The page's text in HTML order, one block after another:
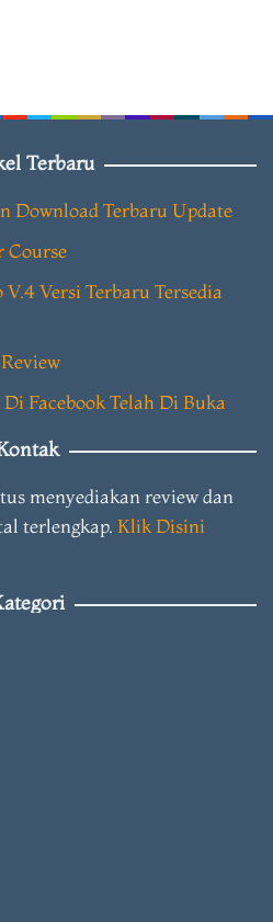
Terbaru
Download Terbaru Update
Course
Versi Terbaru Tersedia
Facebook Telah Di Buka
menyediakan review dan
terlengkap. Klik Disini